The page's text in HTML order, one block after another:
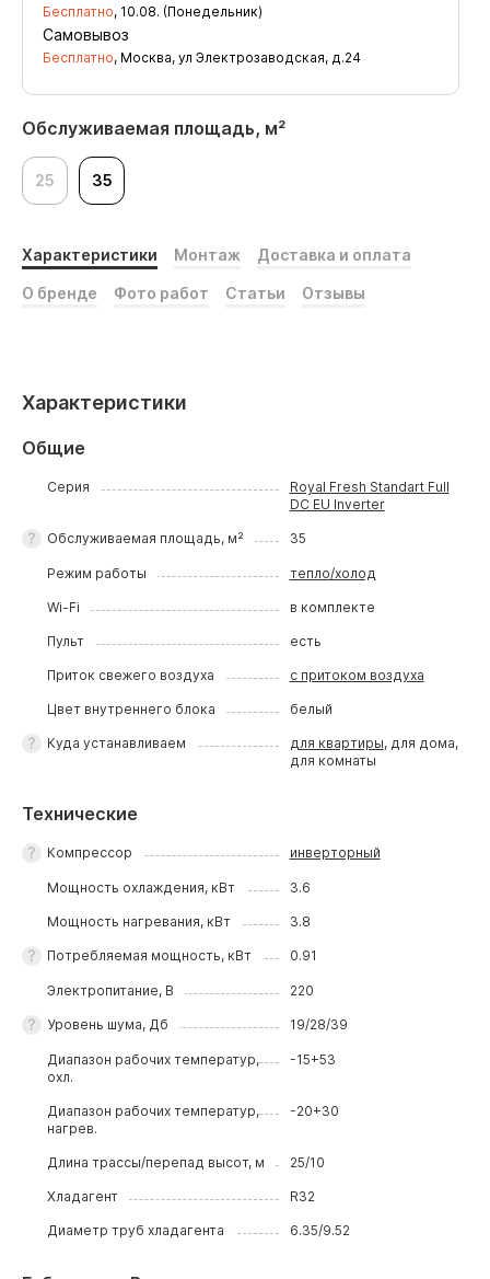
Обслуживаемая площадь, м²
25 35
Бесплатно, 10.08. (Понедельник)
Самовывоз
Бесплатно, Москва, ул Электрозаводская, д.24
Характеристики Монтаж Доставка и оплата
О бренде Фото работ Статьи Отзывы
Характеристики
Общие
Серия
Royal Fresh Standart Full
DC EU Inverter
Обслуживаемая площадь, м² 35
Режим работы тепло/холод
Wi-Fi в комплекте
Пульт есть
Приток свежего воздуха с притоком воздуха
Цвет внутреннего блока белый
Куда устанавливаем для квартиры, для дома,
для комнаты
Технические
Компрессор инверторный
Мощность охлаждения, кВт 3.6
Мощность нагревания, кВт 3.8
Потребляемая мощность, кВт 0.91
Электропитание, В 220
Уровень шума, Дб 19/28/39
Диапазон рабочих температур,
охл.
-15+53
Диапазон рабочих температур,
нагрев.
-20+30
Длина трассы/перепад высот, м 25/10
Хладагент R32
Диаметр труб хладагента 6.35/9.52